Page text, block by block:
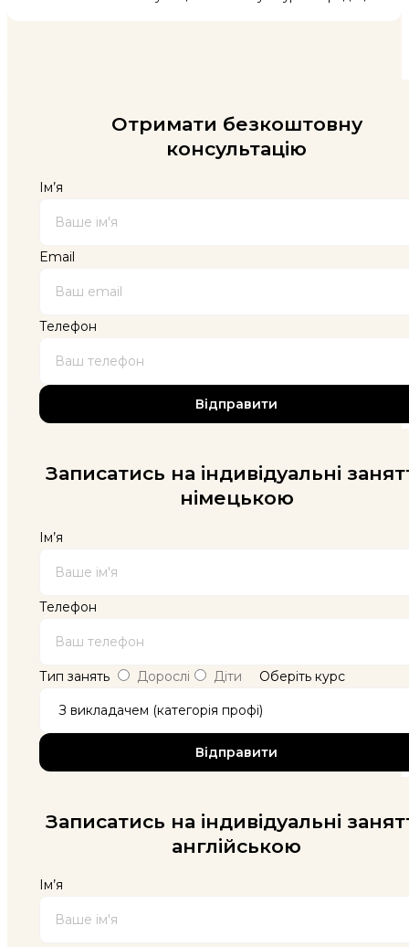
Отримати безкоштовну
консультацію
Ім’я
Email
Телефон
Записатись на індивідуальні
німецькою
Ім’я
Телефон
Тип занять Дорослі Діти Оберіть курс
Записатись на індивідуальні
англійською
Ім’я